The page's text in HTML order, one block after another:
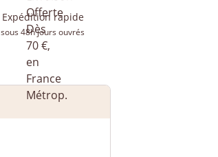
Expédition rapide
sous 48h jours ouvrés